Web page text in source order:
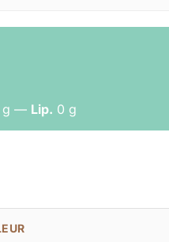
g — Lip. 0 g